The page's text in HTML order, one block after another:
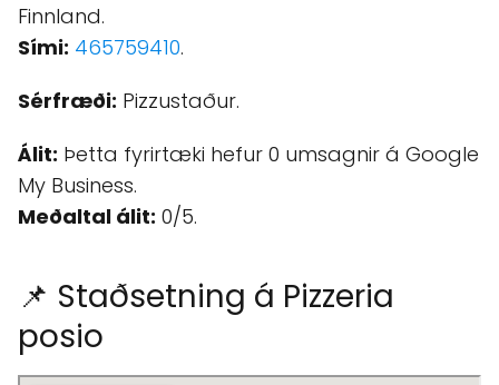
Finnland.
Sími: 465759410.
Sérfræði: Pizzustaður.
Álit: Þetta fyrirtæki hefur 0 umsagnir á Google
My Business.
Meðaltal álit: 0/5.
📌 Staðsetning á Pizzeria
posio